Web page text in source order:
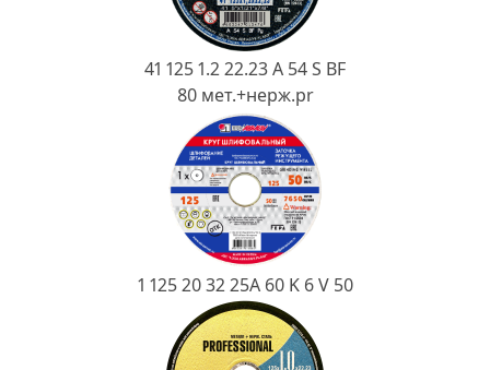
41 125 1.2 22.23 A 54 S BF
80 мет.+нерж.pr
1 125 20 32 25А 60 K 6 V 50